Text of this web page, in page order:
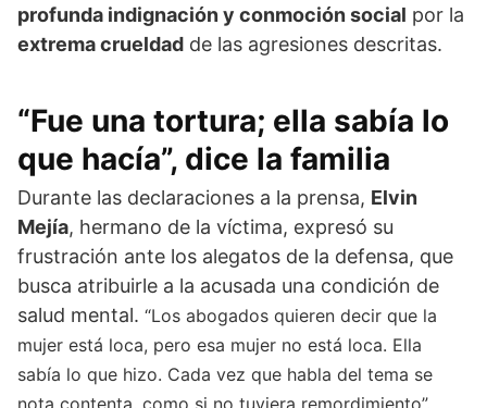
profunda indignación y conmoción social por la
extrema crueldad de las agresiones descritas.
“Fue una tortura; ella sabía lo
que hacía”, dice la familia
Durante las declaraciones a la prensa, Elvin
Mejía, hermano de la víctima, expresó su
frustración ante los alegatos de la defensa, que
busca atribuirle a la acusada una condición de
salud mental. “Los abogados quieren decir que la
mujer está loca, pero esa mujer no está loca. Ella
sabía lo que hizo. Cada vez que habla del tema se